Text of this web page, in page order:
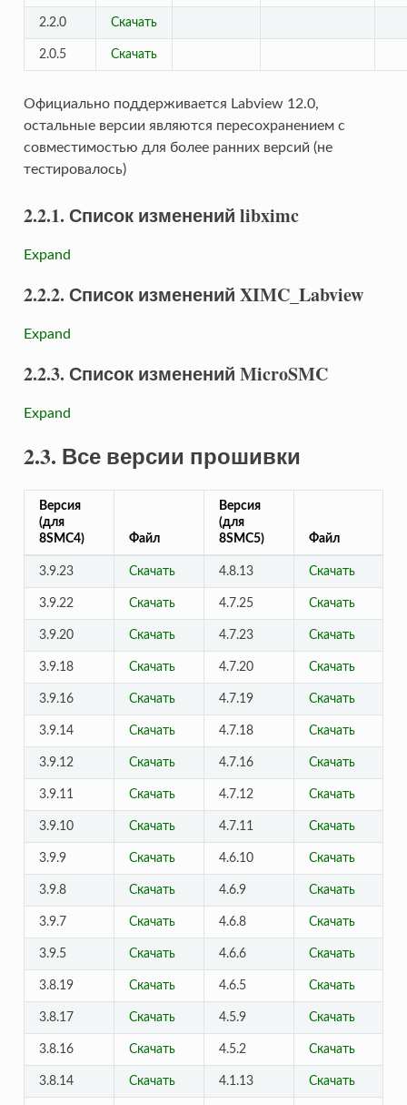
2.2.0 Скачать
2.0.5 Скачать
Официально поддерживается Labview 12.0,
остальные версии являются пересохранением с
совместимостью для более ранних версий (не
тестировалось)
2.2.1. Список изменений libximc
Expand
2.2.2. Список изменений XIMC_Labview
Expand
2.2.3. Список изменений MicroSMC
Expand
2.3. Все версии прошивки
Версия
(для
8SMC4)
Файл
Версия
(для
8SMC5)
Файл
3.9.23 Скачать 4.8.13 Скачать
3.9.22 Скачать 4.7.25 Скачать
3.9.20 Скачать 4.7.23 Скачать
3.9.18 Скачать 4.7.20 Скачать
3.9.16 Скачать 4.7.19 Скачать
3.9.14 Скачать 4.7.18 Скачать
3.9.12 Скачать 4.7.16 Скачать
3.9.11 Скачать 4.7.12 Скачать
3.9.10 Скачать 4.7.11 Скачать
3.9.9 Скачать 4.6.10 Скачать
3.9.8 Скачать 4.6.9 Скачать
3.9.7 Скачать 4.6.8 Скачать
3.9.5 Скачать 4.6.6 Скачать
3.8.19 Скачать 4.6.5 Скачать
3.8.17 Скачать 4.5.9 Скачать
3.8.16 Скачать 4.5.2 Скачать
3.8.14 Скачать 4.1.13 Скачать